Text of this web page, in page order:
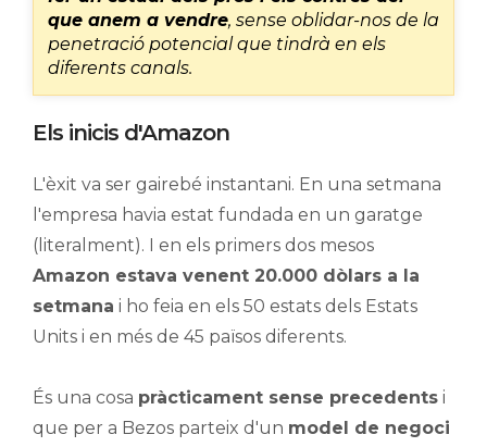
que anem a vendre, sense oblidar-nos de la
penetració potencial que tindrà en els
diferents canals.
Els inicis d'Amazon
L'èxit va ser gairebé instantani. En una setmana
l'empresa havia estat fundada en un garatge
(literalment). I en els primers dos mesos
Amazon estava venent 20.000 dòlars a la
setmana i ho feia en els 50 estats dels Estats
Units i en més de 45 països diferents.
És una cosa pràcticament sense precedents i
que per a Bezos parteix d'un model de negoci